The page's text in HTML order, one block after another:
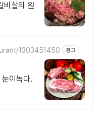
비살의 원
1303451450 광고
이녹다.